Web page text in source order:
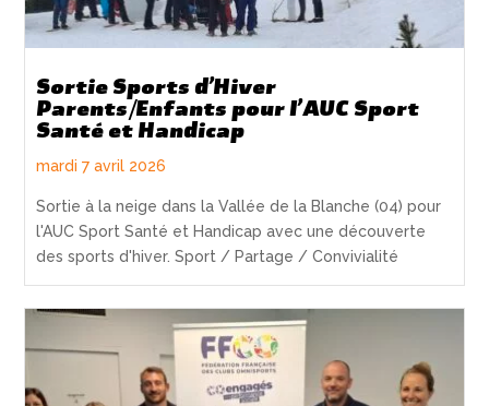
Sortie Sports d’Hiver
Parents/Enfants pour l’AUC Sport
Santé et Handicap
mardi 7 avril 2026
Sortie à la neige dans la Vallée de la Blanche (04) pour
l'AUC Sport Santé et Handicap avec une découverte
des sports d'hiver. Sport / Partage / Convivialité